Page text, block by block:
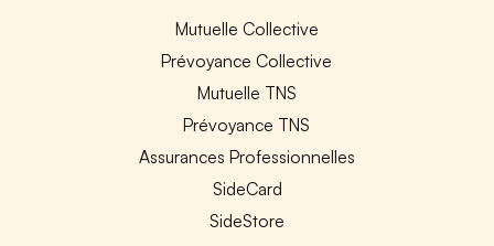
Mutuelle Collective
Prévoyance Collective
Mutuelle TNS
Prévoyance TNS
Assurances Professionnelles
SideCard
SideStore